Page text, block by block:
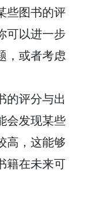
些图书的评
可以进一步
，或者考虑
的评分与出
会发现某些
高，这能够
籍在未来可